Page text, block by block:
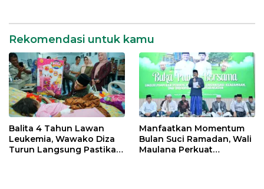
Rekomendasi untuk kamu
Balita 4 Tahun Lawan
Leukemia, Wawako Diza
Turun Langsung Pastikan
Manfaatkan Momentum
Bulan Suci Ramadan, Wali
Maulana Perkuat